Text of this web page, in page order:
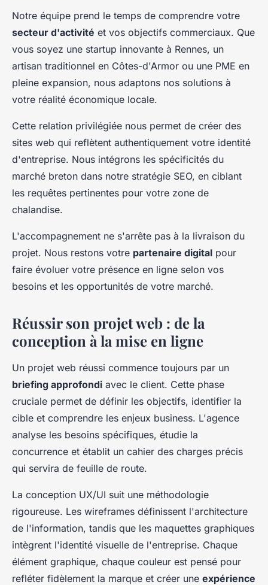
Notre équipe prend le temps de comprendre votre
secteur d'activité et vos objectifs commerciaux. Que
vous soyez une startup innovante à Rennes, un
artisan traditionnel en Côtes-d'Armor ou une PME en
pleine expansion, nous adaptons nos solutions à
votre réalité économique locale.
Cette relation privilégiée nous permet de créer des
sites web qui reflètent authentiquement votre identité
d'entreprise. Nous intégrons les spécificités du
marché breton dans notre stratégie SEO, en ciblant
les requêtes pertinentes pour votre zone de
chalandise.
L'accompagnement ne s'arrête pas à la livraison du
projet. Nous restons votre partenaire digital pour
faire évoluer votre présence en ligne selon vos
besoins et les opportunités de votre marché.
Réussir son projet web : de la
conception à la mise en ligne
Un projet web réussi commence toujours par un
briefing approfondi avec le client. Cette phase
cruciale permet de définir les objectifs, identifier la
cible et comprendre les enjeux business. L'agence
analyse les besoins spécifiques, étudie la
concurrence et établit un cahier des charges précis
qui servira de feuille de route.
La conception UX/UI suit une méthodologie
rigoureuse. Les wireframes définissent l'architecture
de l'information, tandis que les maquettes graphiques
intègrent l'identité visuelle de l'entreprise. Chaque
élément graphique, chaque couleur est pensé pour
refléter fidèlement la marque et créer une expérience